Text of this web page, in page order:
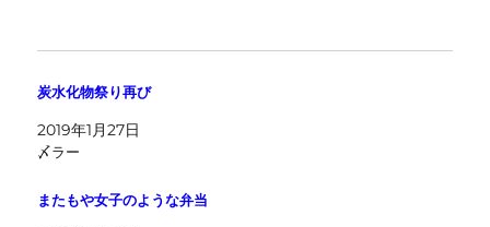
炭水化物祭り再び
2019年1月27日
〆ラー
またもや女子のような弁当